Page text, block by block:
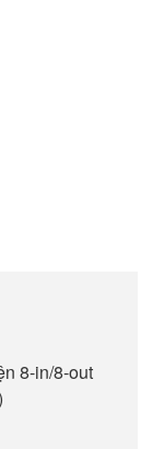
8-in/8-out